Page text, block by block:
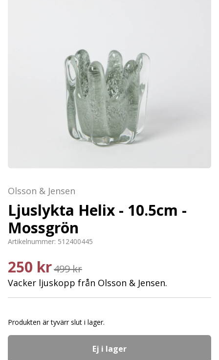
Olsson & Jensen
Ljuslykta Helix - 10.5cm -
Mossgrön
Artikelnummer: 512400445
250 kr499 kr
Vacker ljuskopp från Olsson & Jensen.
Produkten är tyvärr slut i lager.
Ej i lager